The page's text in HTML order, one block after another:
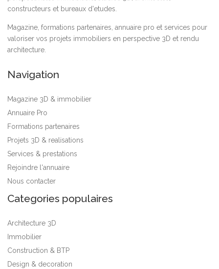
constructeurs et bureaux d'etudes.
Magazine, formations partenaires, annuaire pro et services pour
valoriser vos projets immobiliers en perspective 3D et rendu
architecture.
Navigation
Magazine 3D & immobilier
Annuaire Pro
Formations partenaires
Projets 3D & realisations
Services & prestations
Rejoindre l'annuaire
Nous contacter
Categories populaires
Architecture 3D
Immobilier
Construction & BTP
Design & decoration